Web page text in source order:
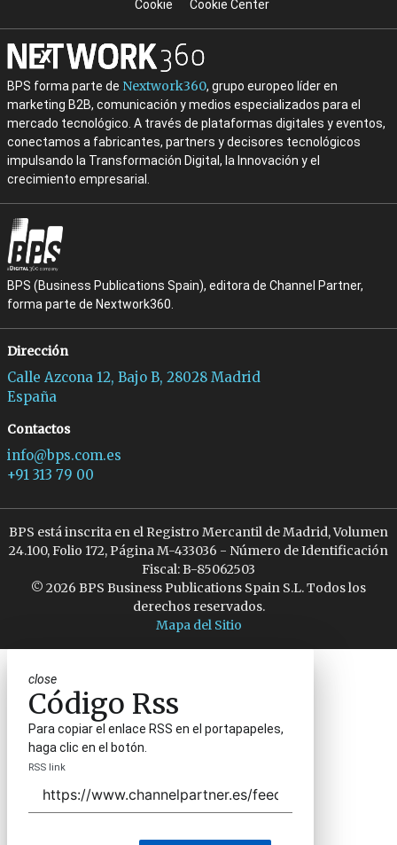
Cookie Cookie Center
BPS forma parte de Nextwork360, grupo europeo líder en
marketing B2B, comunicación y medios especializados para el
mercado tecnológico. A través de plataformas digitales y eventos,
conectamos a fabricantes, partners y decisores tecnológicos
impulsando la Transformación Digital, la Innovación y el
crecimiento empresarial.
BPS (Business Publications Spain), editora de Channel Partner,
forma parte de Nextwork360.
Dirección
Calle Azcona 12, Bajo B, 28028 Madrid
España
Contactos
info@bps.com.es
+91 313 79 00
BPS está inscrita en el Registro Mercantil de Madrid, Volumen
24.100, Folio 172, Página M-433036 - Número de Identificación
Fiscal: B-85062503
© 2026 BPS Business Publications Spain S.L. Todos los
derechos reservados.
Mapa del Sitio
close
Código Rss
Para copiar el enlace RSS en el portapapeles,
haga clic en el botón.
RSS link